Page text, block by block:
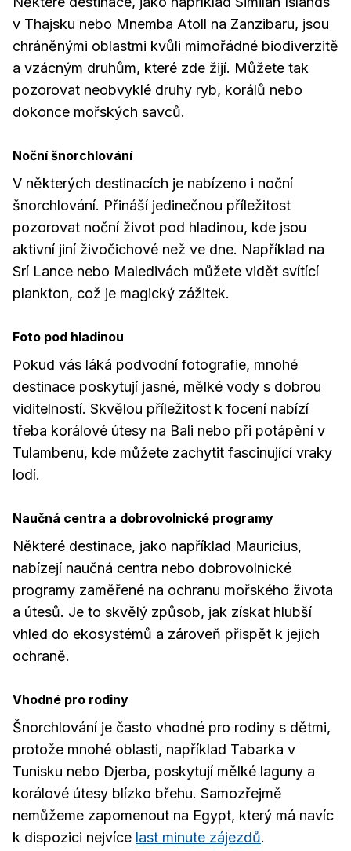
v Thajsku nebo Mnemba Atoll na Zanzibaru, jsou
chráněnými oblastmi kvůli mimořádné biodiverzitě
a vzácným druhům, které zde žijí. Můžete tak
pozorovat neobvyklé druhy ryb, korálů nebo
dokonce mořských savců.
Noční šnorchlování
V některých destinacích je nabízeno i noční
šnorchlování. Přináší jedinečnou příležitost
pozorovat noční život pod hladinou, kde jsou
aktivní jiní živočichové než ve dne. Například na
Srí Lance nebo Maledivách můžete vidět svítící
plankton, což je magický zážitek.
Foto pod hladinou
Pokud vás láká podvodní fotografie, mnohé
destinace poskytují jasné, mělké vody s dobrou
viditelností. Skvělou příležitost k focení nabízí
třeba korálové útesy na Bali nebo při potápění v
Tulambenu, kde můžete zachytit fascinující vraky
lodí.
Naučná centra a dobrovolnické programy
Některé destinace, jako například Mauricius,
nabízejí naučná centra nebo dobrovolnické
programy zaměřené na ochranu mořského života
a útesů. Je to skvělý způsob, jak získat hlubší
vhled do ekosystémů a zároveň přispět k jejich
ochraně.
Vhodné pro rodiny
Šnorchlování je často vhodné pro rodiny s dětmi,
protože mnohé oblasti, například Tabarka v
Tunisku nebo Djerba, poskytují mělké laguny a
korálové útesy blízko břehu. Samozřejmě
nemůžeme zapomenout na Egypt, který má navíc
k dispozici nejvíce last minute zájezdů.